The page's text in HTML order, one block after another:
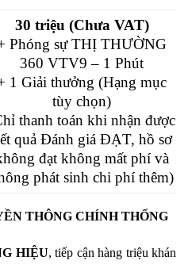
30 triệu (Chưa VAT)
Phóng sự THỊ THƯỜNG
360 VTV9 – 1 Phút
1 Giải thưởng (Hạng mục
tùy chọn)
thanh toán khi nhận được
quả Đánh giá ĐẠT, hồ sơ
đạt không mất phí và
phát sinh chi phí thêm)
THÔNG CHÍNH THỐNG
HIỆU, tiếp cận hàng triệu khán